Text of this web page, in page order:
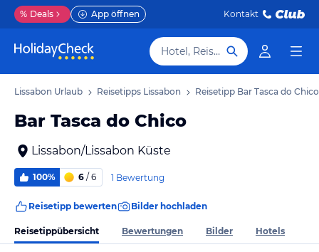
% Deals App öffnen Kontakt
Hotel, Reiseziel
Lissabon Urlaub Reisetipps Lissabon Reisetipp Bar Tasca do Chico
Bar Tasca do Chico
Lissabon/Lissabon Küste
100% 6 / 6 1 Bewertung
Reisetipp bewerten Bilder hochladen
Reisetippübersicht Bewertungen Bilder Hotels